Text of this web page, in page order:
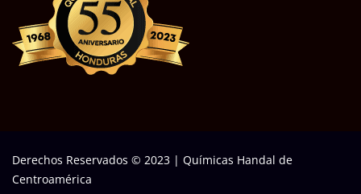
Derechos Reservados © 2023 | Químicas Handal de
Centroamérica